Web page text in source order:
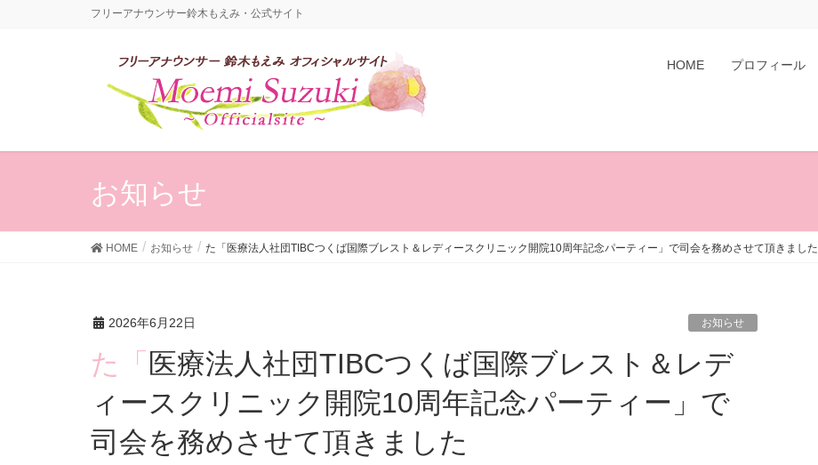
フリーアナウンサー鈴木もえみ・公式サイト
HOME プロフィール
お知らせ
HOME お知らせ た「医療法人社団TIBCつくば国際ブレスト＆レディースクリニック開院10周年記念パーティー」で司会を務めさせて頂きました
2026年6月22日 お知らせ
た「医療法人社団TIBCつくば国際ブレスト＆レデ
ィースクリニック開院10周年記念パーティー」で
司会を務めさせて頂きました